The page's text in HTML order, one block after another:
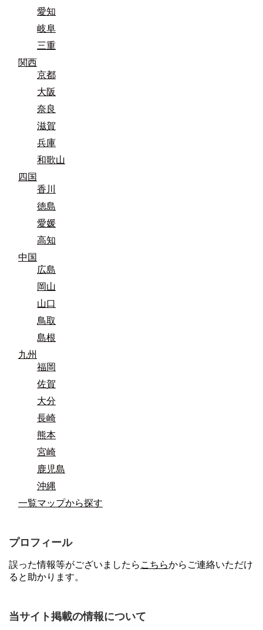
愛知
岐阜
三重
関西
京都
大阪
奈良
滋賀
兵庫
和歌山
四国
香川
徳島
愛媛
高知
中国
広島
岡山
山口
鳥取
島根
九州
福岡
佐賀
大分
長崎
熊本
宮崎
鹿児島
沖縄
一覧マップから探す
プロフィール
誤った情報等がございましたら こちらからご連絡いただけ
ると助かります。
当サイト掲載の情報について